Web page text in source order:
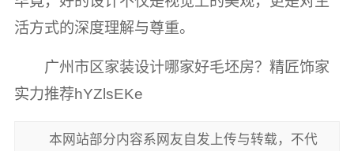
活方式的深度理解与尊重。
广州市区家装设计哪家好毛坯房？精匠饰家
实力推荐hYZlsEKe
本网站部分内容系网友自发上传与转载，不代